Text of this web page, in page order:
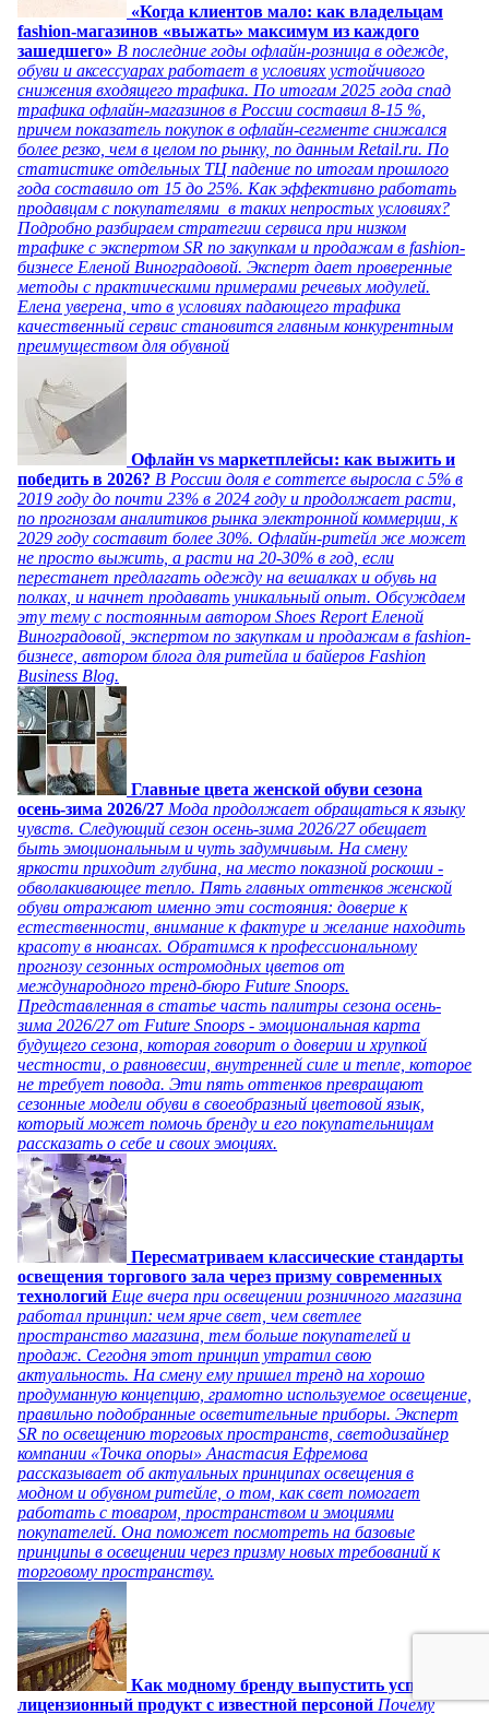
«Когда клиентов мало: как владельцам
fashion-магазинов «выжать» максимум из каждого
зашедшего» В последние годы офлайн-розница в одежде,
обуви и аксессуарах работает в условиях устойчивого
снижения входящего трафика. По итогам 2025 года спад
трафика офлайн-магазинов в России составил 8-15 %,
причем показатель покупок в офлайн-сегменте снижался
более резко, чем в целом по рынку, по данным Retail.ru. По
статистике отдельных ТЦ падение по итогам прошлого
года составило от 15 до 25%. Как эффективно работать
продавцам с покупателями в таких непростых условиях?
Подробно разбираем стратегии сервиса при низком
трафике с экспертом SR по закупкам и продажам в fashion-
бизнесе Еленой Виноградовой. Эксперт дает проверенные
методы с практическими примерами речевых модулей.
Елена уверена, что в условиях падающего трафика
качественный сервис становится главным конкурентным
преимуществом для обувной
Офлайн vs маркетплейсы: как выжить и
победить в 2026? В России доля e commerce выросла с 5% в
2019 году до почти 23% в 2024 году и продолжает расти,
по прогнозам аналитиков рынка электронной коммерции, к
2029 году составит более 30%. Офлайн-ритейл же может
не просто выжить, а расти на 20-30% в год, если
перестанет предлагать одежду на вешалках и обувь на
полках, и начнет продавать уникальный опыт. Обсуждаем
эту тему с постоянным автором Shoes Report Еленой
Виноградовой, экспертом по закупкам и продажам в fashion-
бизнесе, автором блога для ритейла и байеров Fashion
Business Blog.
Главные цвета женской обуви сезона
осень-зима 2026/27 Мода продолжает обращаться к языку
чувств. Следующий сезон осень-зима 2026/27 обещает
быть эмоциональным и чуть задумчивым. На смену
яркости приходит глубина, на место показной роскоши -
обволакивающее тепло. Пять главных оттенков женской
обуви отражают именно эти состояния: доверие к
естественности, внимание к фактуре и желание находить
красоту в нюансах. Обратимся к профессиональному
прогнозу сезонных остромодных цветов от
международного тренд-бюро Future Snoops.
Представленная в статье часть палитры сезона осень-
зима 2026/27 от Future Snoops - эмоциональная карта
будущего сезона, которая говорит о доверии и хрупкой
честности, о равновесии, внутренней силе и тепле, которое
не требует повода. Эти пять оттенков превращают
сезонные модели обуви в своеобразный цветовой язык,
который может помочь бренду и его покупательницам
рассказать о себе и своих эмоциях.
Пересматриваем классические стандарты
освещения торгового зала через призму современных
технологий Еще вчера при освещении розничного магазина
работал принцип: чем ярче свет, чем светлее
пространство магазина, тем больше покупателей и
продаж. Сегодня этот принцип утратил свою
актуальность. На смену ему пришел тренд на хорошо
продуманную концепцию, грамотно используемое освещение,
правильно подобранные осветительные приборы. Эксперт
SR по освещению торговых пространств, светодизайнер
компании «Точка опоры» Анастасия Ефремова
рассказывает об актуальных принципах освещения в
модном и обувном ритейле, о том, как свет помогает
работать с товаром, пространством и эмоциями
покупателей. Она поможет посмотреть на базовые
принципы в освещении через призму новых требований к
торговому пространству.
Как модному бренду выпустить успешный
лицензионный продукт с известной персоной Почему